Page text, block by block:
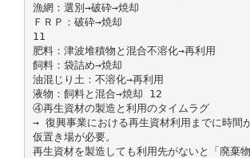
漁網：選別→破砕→焼却
ＦＲＰ：破砕→焼却
11
肥料：津波堆積物と混合不溶化→再利用
飼料：袋詰め→焼却
油混じり土：不溶化→再利用
液物：飼料と混合→焼却 12
④再生資材の製造と利用のタイムラグ
→ 復興事業における再生資材利用までに時間が
仮置き場が必要。
再生資材を製造しても利用先がないと「廃棄物